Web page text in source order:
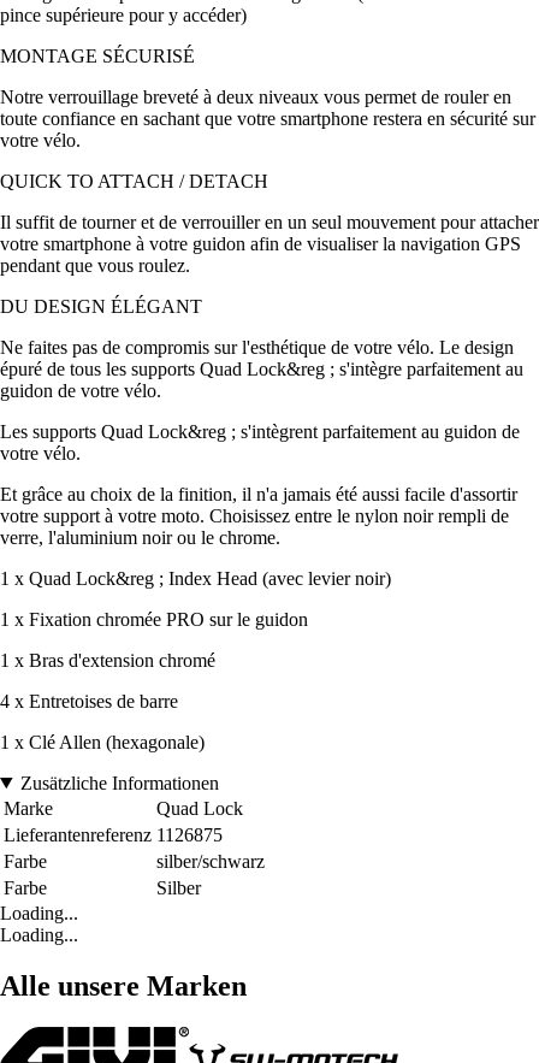
pince supérieure pour y accéder)
MONTAGE SÉCURISÉ
Notre verrouillage breveté à deux niveaux vous permet de rouler en
toute confiance en sachant que votre smartphone restera en sécurité sur
votre vélo.
QUICK TO ATTACH / DETACH
Il suffit de tourner et de verrouiller en un seul mouvement pour attacher
votre smartphone à votre guidon afin de visualiser la navigation GPS
pendant que vous roulez.
DU DESIGN ÉLÉGANT
Ne faites pas de compromis sur l'esthétique de votre vélo. Le design
épuré de tous les supports Quad Lock&reg ; s'intègre parfaitement au
guidon de votre vélo.
Les supports Quad Lock&reg ; s'intègrent parfaitement au guidon de
votre vélo.
Et grâce au choix de la finition, il n'a jamais été aussi facile d'assortir
votre support à votre moto. Choisissez entre le nylon noir rempli de
verre, l'aluminium noir ou le chrome.
1 x Quad Lock&reg ; Index Head (avec levier noir)
1 x Fixation chromée PRO sur le guidon
1 x Bras d'extension chromé
4 x Entretoises de barre
1 x Clé Allen (hexagonale)
Zusätzliche Informationen
Marke
Quad Lock
Lieferantenreferenz 1126875
Farbe
silber/schwarz
Farbe
Silber
Loading...
Loading...
Alle unsere Marken